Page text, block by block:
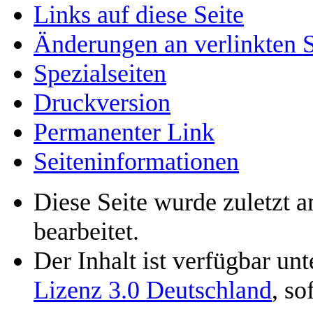
Links auf diese Seite
Änderungen an verlinkten
Spezialseiten
Druckversion
Permanenter Link
Seiten­informationen
Diese Seite wurde zuletzt
bearbeitet.
Der Inhalt ist verfügbar
Lizenz 3.0 Deutschland,